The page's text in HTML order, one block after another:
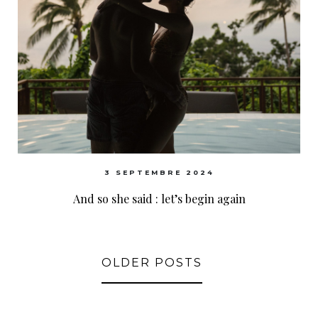
3 SEPTEMBRE 2024
And so she said : let’s begin again
OLDER POSTS